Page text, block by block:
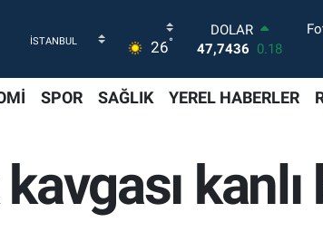
26°
DOLAR
47,7436 0.18
STERLİN
6660.55
0.03
BİST100
13.779 -14
SPOR SAĞLIK YEREL HABERLER